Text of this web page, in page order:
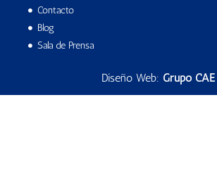
Contacto
Blog
Sala de Prensa
Diseño Web: Grupo CAE